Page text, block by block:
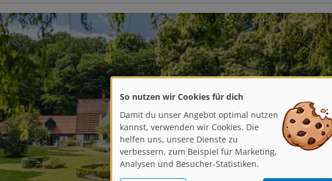
So nutzen wir Cookies für dich
Damit du unser Angebot optimal nutzen
kannst, verwenden wir Cookies. Die
helfen uns, unsere Dienste zu
verbessern, zum Beispiel für Marketing,
Analysen und Besucher-Statistiken.